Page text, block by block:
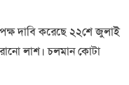
দাবি করেছে ২২শে জুলাই
লাশ। চলমান কোটা